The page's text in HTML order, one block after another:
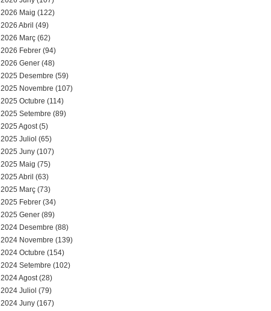
2026 Maig (122)
2026 Abril (49)
2026 Març (62)
2026 Febrer (94)
2026 Gener (48)
2025 Desembre (59)
2025 Novembre (107)
2025 Octubre (114)
2025 Setembre (89)
2025 Agost (5)
2025 Juliol (65)
2025 Juny (107)
2025 Maig (75)
2025 Abril (63)
2025 Març (73)
2025 Febrer (34)
2025 Gener (89)
2024 Desembre (88)
2024 Novembre (139)
2024 Octubre (154)
2024 Setembre (102)
2024 Agost (28)
2024 Juliol (79)
2024 Juny (167)